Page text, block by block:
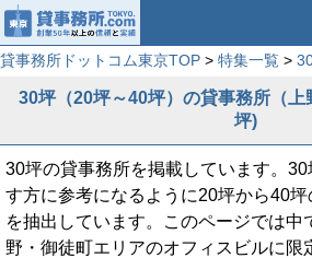
貸事務所ドットコム東京TOP > 特集一覧 >
30坪（20坪～40坪）の貸事務所（上
坪)
30坪の貸事務所を掲載しています。
す方に参考になるように20坪から40
を抽出しています。このページでは中
野・御徒町エリアのオフィスビルに限